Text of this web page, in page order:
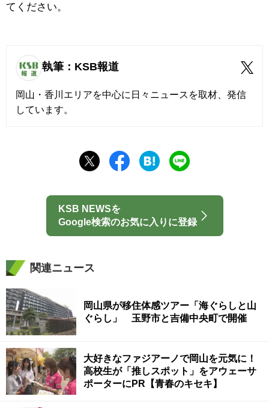
てください。
執筆：KSB報道
岡山・香川エリアを中心に日々ニュースを取材、発信
しています。
KSB NEWSを
Google検索のお気に入りに登録
関連ニュース
岡山県が移住体感ツアー「海ぐらしと山
ぐらし」 玉野市と吉備中央町で開催
大好きなファジアーノで岡山を元気に！
高校生が「推しスポット」をアウェーサ
ポーターにPR【青春のキセキ】